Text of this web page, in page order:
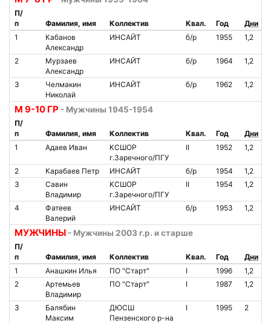
П/
п
Фамилия, имя Коллектив Квал. Год
Дни
1
Кабанов
Александр
ИНСАЙТ б/р 1955 1,2
2
Мурзаев
Александр
ИНСАЙТ б/р 1964 1,2
3
Челмакин
Николай
ИНСАЙТ б/р 1962 1,2
М 9-10 ГР - Мужчины 1945-1954
П/
п
Фамилия, имя Коллектив Квал. Год
Дни
1
Адаев Иван
КСШОР
г.Заречного/ПГУ
II 1952 1,2
2 Карабаев Петр ИНСАЙТ б/р 1954
1,2
3
Савин
Владимир
КСШОР
г.Заречного/ПГУ
II 1954 1,2
4
Фатеев
Валерий
ИНСАЙТ б/р 1953 1,2
МУЖЧИНЫ - Мужчины 2003 г.р. и старше
П/
п
Фамилия, имя Коллектив Квал. Год
Дни
1
Анашкин Илья ПО "Старт" I 1996
1,2
2
Артемьев
Владимир
ПО "Старт" I 1987 1,2
3
Балябин
Максим
ДЮСШ
Пензенского р-на
I 1995 2